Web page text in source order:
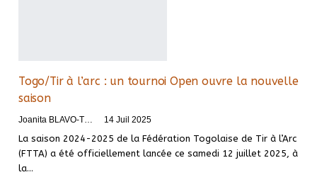
Togo/Tir à l’arc : un tournoi Open ouvre la nouvelle
saison
14 Juil 2025
La saison 2024-2025 de la Fédération Togolaise de Tir à l’Arc
(FTTA) a été officiellement lancée ce samedi 12 juillet 2025, à
la…